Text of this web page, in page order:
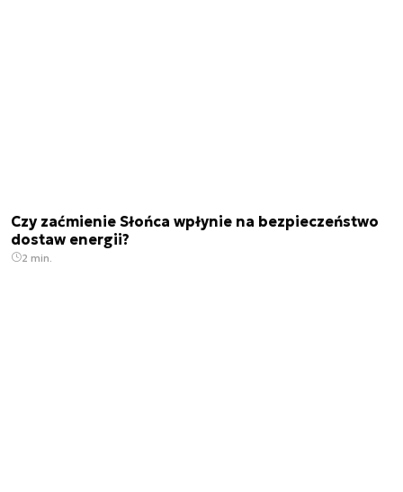
Czy zaćmienie Słońca wpłynie na bezpieczeństwo
dostaw energii?
2 min.